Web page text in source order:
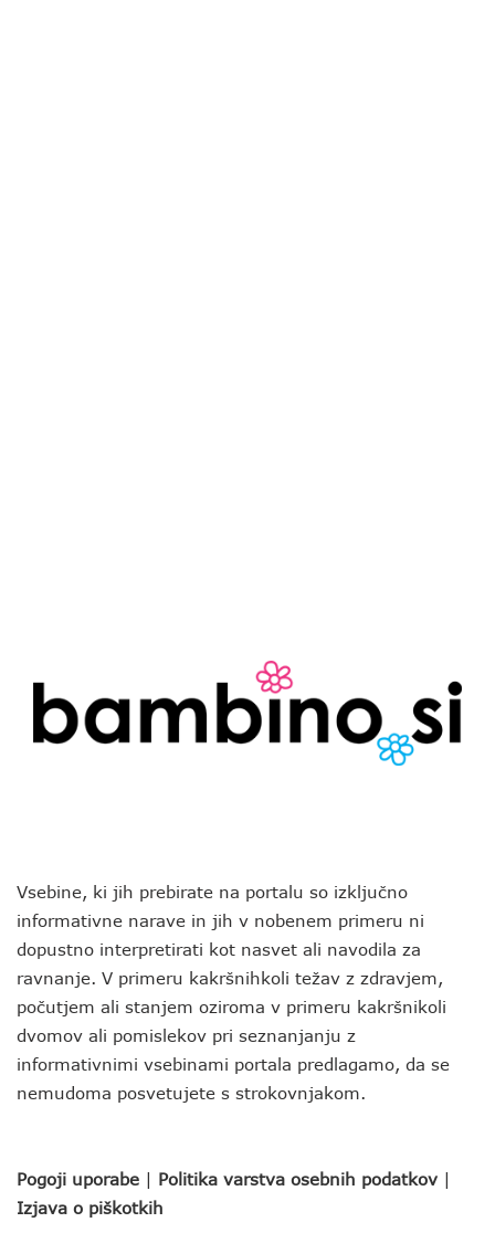
Vsebine, ki jih prebirate na portalu so izključno
informativne narave in jih v nobenem primeru ni
dopustno interpretirati kot nasvet ali navodila za
ravnanje. V primeru kakršnihkoli težav z zdravjem,
počutjem ali stanjem oziroma v primeru kakršnikoli
dvomov ali pomislekov pri seznanjanju z
informativnimi vsebinami portala predlagamo, da se
nemudoma posvetujete s strokovnjakom.
Pogoji uporabe | Politika varstva osebnih podatkov |
Izjava o piškotkih